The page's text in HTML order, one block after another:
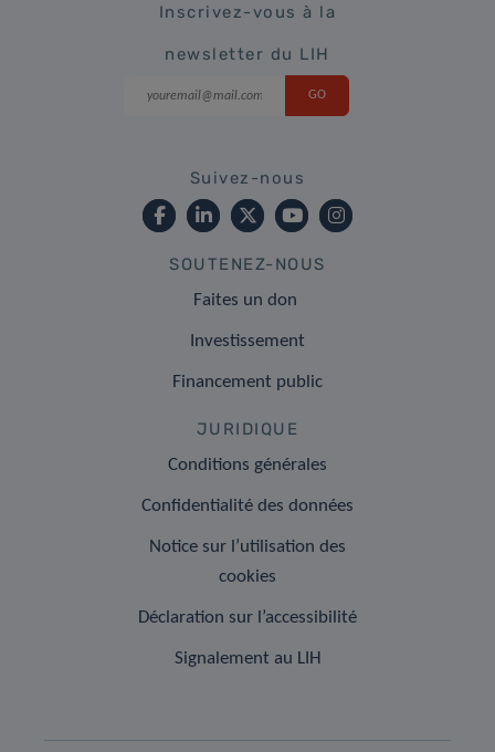
Inscrivez-vous à la
newsletter du LIH
Suivez-nous
SOUTENEZ-NOUS
Faites un don
Investissement
Financement public
JURIDIQUE
Conditions générales
Confidentialité des données
Notice sur l’utilisation des
cookies
Déclaration sur l’accessibilité
Signalement au LIH